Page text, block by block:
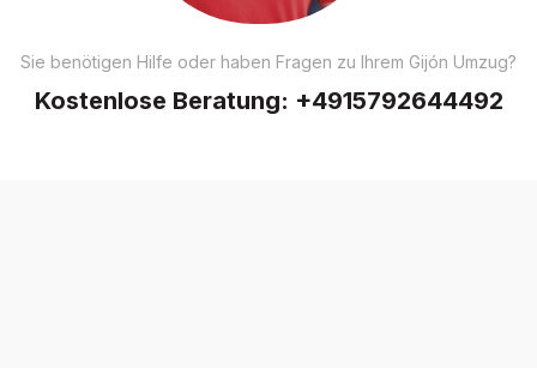
Sie benötigen Hilfe oder haben Fragen zu Ihrem Gijón Umzug?
Kostenlose Beratung: +4915792644492